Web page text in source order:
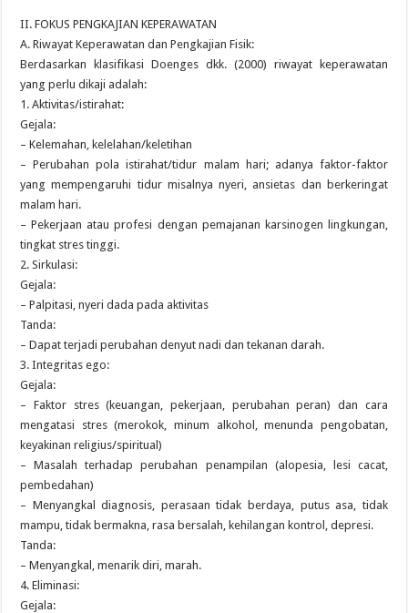
II. FOKUS PENGKAJIAN KEPERAWATAN
A. Riwayat Keperawatan dan Pengkajian Fisik:
Berdasarkan klasifikasi Doenges dkk. (2000) riwayat keperawatan
yang perlu dikaji adalah:
1. Aktivitas/istirahat:
Gejala:
– Kelemahan, kelelahan/keletihan
– Perubahan pola istirahat/tidur malam hari; adanya faktor-faktor
yang mempengaruhi tidur misalnya nyeri, ansietas dan berkeringat
malam hari.
– Pekerjaan atau profesi dengan pemajanan karsinogen lingkungan,
tingkat stres tinggi.
2. Sirkulasi:
Gejala:
– Palpitasi, nyeri dada pada aktivitas
Tanda:
– Dapat terjadi perubahan denyut nadi dan tekanan darah.
3. Integritas ego:
Gejala:
– Faktor stres (keuangan, pekerjaan, perubahan peran) dan cara
mengatasi stres (merokok, minum alkohol, menunda pengobatan,
keyakinan religius/spiritual)
– Masalah terhadap perubahan penampilan (alopesia, lesi cacat,
pembedahan)
– Menyangkal diagnosis, perasaan tidak berdaya, putus asa, tidak
mampu, tidak bermakna, rasa bersalah, kehilangan kontrol, depresi.
Tanda:
– Menyangkal, menarik diri, marah.
4. Eliminasi:
Gejala: